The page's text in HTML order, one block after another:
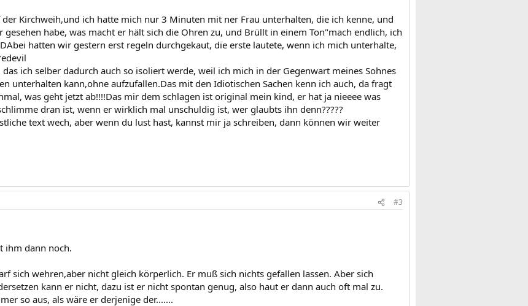
Kirchweih,und ich hatte mich nur 3 Minuten mit ner Frau unterhalten, die ich kenne, und
gesehen habe, was macht er hält sich die Ohren zu, und Brüllt in einem Ton"mach endlich, ich
hatten wir gestern erst regeln durchgekaut, die erste lautete, wenn ich mich unterhalte,
das ich selber dadurch auch so isoliert werde, weil ich mich in der Gegenwart meines Sohnes
unterhalten kann,ohne aufzufallen.Das mit den Idiotischen Sachen kenn ich auch, da fragt
was geht jetzt ab!!!!Das mir dem schlagen ist original mein kind, er hat ja nieeee was
dran ist, wenn er wirklich mal unschuldig ist, wer glaubts ihn denn?????
text wech, aber wenn du lust hast, kannst mir ja schreiben, dann können wir weiter
#3
ihm dann noch.
sich wehren,aber nicht gleich körperlich. Er muß sich nichts gefallen lassen. Aber sich
kann er nicht, dazu ist er nicht spontan genug, also haut er dann auch oft mal zu.
so aus, als wäre er derjenige der.......